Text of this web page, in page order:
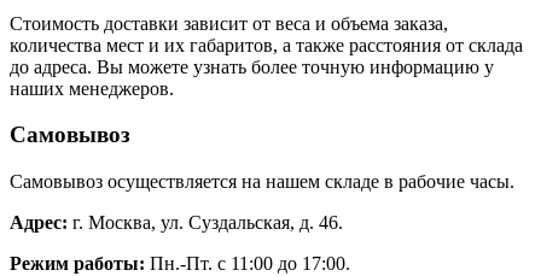
Стоимость доставки зависит от веса и объема заказа,
количества мест и их габаритов, а также расстояния от склада
до адреса. Вы можете узнать более точную информацию у
наших менеджеров.
Самовывоз
Самовывоз осуществляется на нашем складе в рабочие часы.
Адрес: г. Москва, ул. Суздальская, д. 46.
Режим работы: Пн.-Пт. с 11:00 до 17:00.